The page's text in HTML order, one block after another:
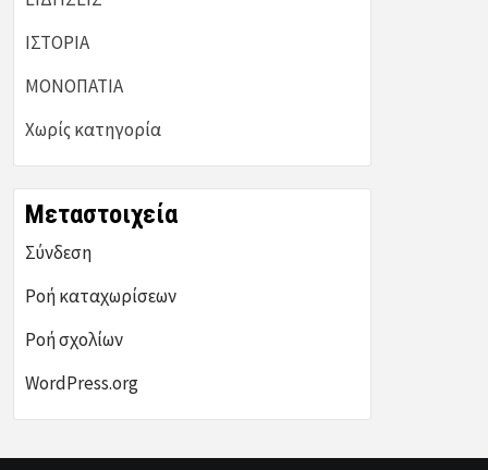
ΙΣΤΟΡΙΑ
ΜΟΝΟΠΑΤΙΑ
Χωρίς κατηγορία
Μεταστοιχεία
Σύνδεση
Ροή καταχωρίσεων
Ροή σχολίων
WordPress.org